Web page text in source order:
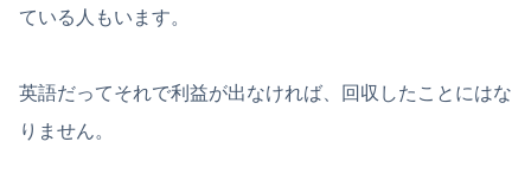
ている人もいます。
英語だってそれで利益が出なければ、回収したことにはな
りません。